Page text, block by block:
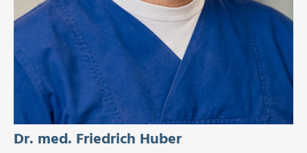
Dr. med. Friedrich Huber